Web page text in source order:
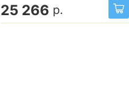
25 266 р.